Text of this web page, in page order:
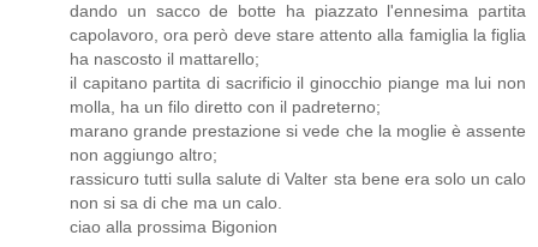
dando un sacco de botte ha piazzato l'ennesima partita
capolavoro, ora però deve stare attento alla famiglia la figlia
ha nascosto il mattarello;
il capitano partita di sacrificio il ginocchio piange ma lui non
molla, ha un filo diretto con il padreterno;
marano grande prestazione si vede che la moglie è assente
non aggiungo altro;
rassicuro tutti sulla salute di Valter sta bene era solo un calo
non si sa di che ma un calo.
ciao alla prossima Bigonion